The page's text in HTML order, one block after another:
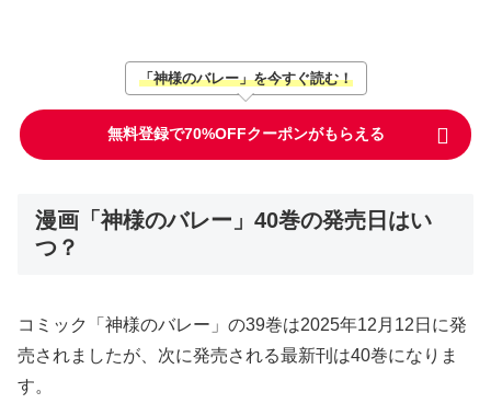
「神様のバレー」を今すぐ読む！
無料登録で70%OFFクーポンがもらえる
漫画「神様のバレー」40巻の発売日はい
つ？
コミック「神様のバレー」の39巻は2025年12月12日に発
売されましたが、次に発売される最新刊は40巻になりま
す。